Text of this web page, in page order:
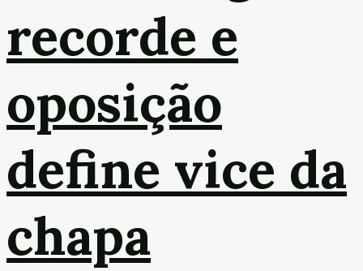
recorde e
oposição
define vice da
chapa